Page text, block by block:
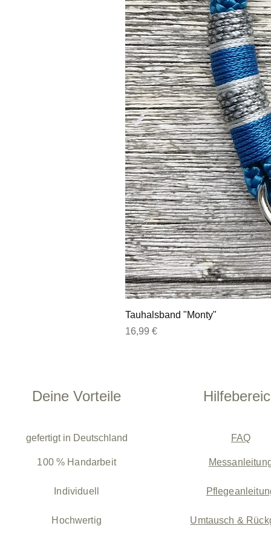
Tauhalsband "Monty"
Preis
16,99 €
Deine Vorteile
gefertigt in Deutschland
100 % Handarbeit
Individuell
Hochwertig
FAQ
Umtausch &